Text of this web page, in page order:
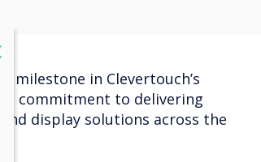
milestone in Clevertouch’s
commitment to delivering
display solutions across the